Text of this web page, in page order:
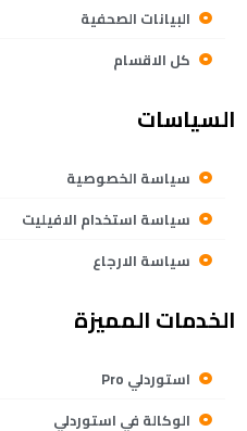
البيانات الصحفية
كل الاقسام
السياسات
سياسة الخصوصية
سياسة استخدام الافيليت
سياسة الارجاع
الخدمات المميزة
استوردلي Pro
الوكالة في استوردلي